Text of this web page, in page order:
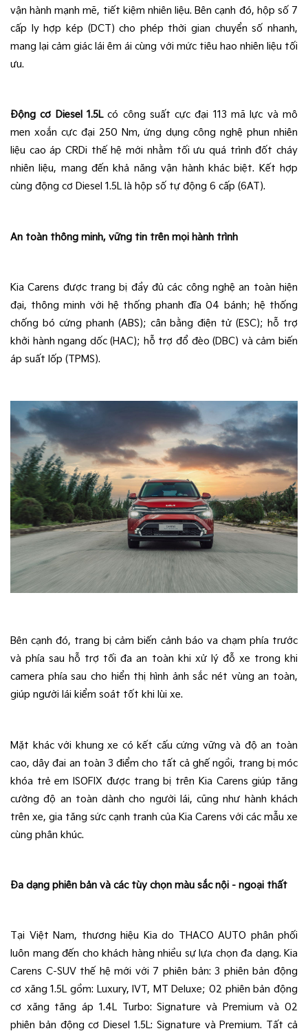
vận hành mạnh mẽ, tiết kiệm nhiên liệu. Bên cạnh đó, hộp số 7
cấp ly hợp kép (DCT) cho phép thời gian chuyển số nhanh,
mang lại cảm giác lái êm ái cùng với mức tiêu hao nhiên liệu tối
ưu.
Động cơ Diesel 1.5L có công suất cực đại 113 mã lực và mô
men xoắn cực đại 250 Nm, ứng dụng công nghệ phun nhiên
liệu cao áp CRDi thế hệ mới nhằm tối ưu quá trình đốt cháy
nhiên liệu, mang đến khả năng vận hành khác biệt. Kết hợp
cùng động cơ Diesel 1.5L là hộp số tự động 6 cấp (6AT).
An toàn thông minh, vững tin trên mọi hành trình
Kia Carens được trang bị đầy đủ các công nghệ an toàn hiện
đại, thông minh với hệ thống phanh đĩa 04 bánh; hệ thống
chống bó cứng phanh (ABS); cân bằng điện tử (ESC); hỗ trợ
khởi hành ngang dốc (HAC); hỗ trợ đổ đèo (DBC) và cảm biến
áp suất lốp (TPMS).
Bên cạnh đó, trang bị cảm biến cảnh báo va chạm phía trước
và phía sau hỗ trợ tối đa an toàn khi xử lý đỗ xe trong khi
camera phía sau cho hiển thị hình ảnh sắc nét vùng an toàn,
giúp người lái kiểm soát tốt khi lùi xe.
Mặt khác với khung xe có kết cấu cứng vững và độ an toàn
cao, dây đai an toàn 3 điểm cho tất cả ghế ngồi, trang bị móc
khóa trẻ em ISOFIX được trang bị trên Kia Carens giúp tăng
cường độ an toàn dành cho người lái, cũng như hành khách
trên xe, gia tăng sức cạnh tranh của Kia Carens với các mẫu xe
cùng phân khúc.
Đa dạng phiên bản và các tùy chọn màu sắc nội - ngoại thất
Tại Việt Nam, thương hiệu Kia do THACO AUTO phân phối
luôn mang đến cho khách hàng nhiều sự lựa chọn đa dạng. Kia
Carens C-SUV thế hệ mới với 7 phiên bản: 3 phiên bản động
cơ xăng 1.5L gồm: Luxury, IVT, MT Deluxe; 02 phiên bản động
cơ xăng tăng áp 1.4L Turbo: Signature và Premium và 02
phiên bản động cơ Diesel 1.5L: Signature và Premium. Tất cả